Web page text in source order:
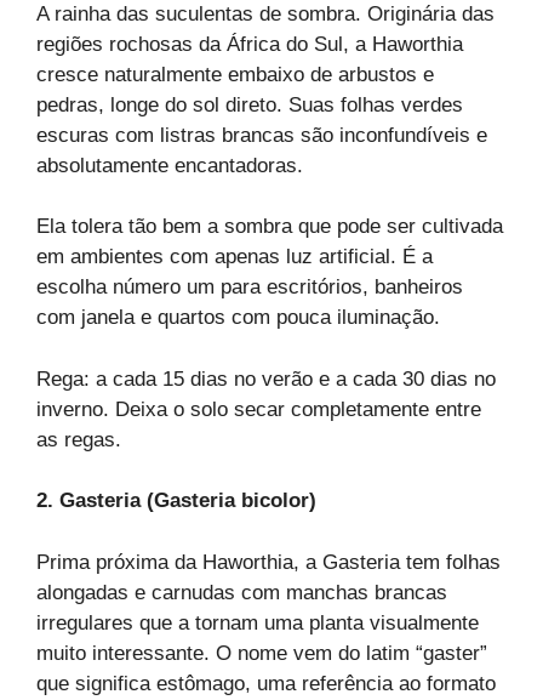
A rainha das suculentas de sombra. Originária das
regiões rochosas da África do Sul, a Haworthia
cresce naturalmente embaixo de arbustos e
pedras, longe do sol direto. Suas folhas verdes
escuras com listras brancas são inconfundíveis e
absolutamente encantadoras.
Ela tolera tão bem a sombra que pode ser cultivada
em ambientes com apenas luz artificial. É a
escolha número um para escritórios, banheiros
com janela e quartos com pouca iluminação.
Rega: a cada 15 dias no verão e a cada 30 dias no
inverno. Deixa o solo secar completamente entre
as regas.
2. Gasteria (Gasteria bicolor)
Prima próxima da Haworthia, a Gasteria tem folhas
alongadas e carnudas com manchas brancas
irregulares que a tornam uma planta visualmente
muito interessante. O nome vem do latim “gaster”
que significa estômago, uma referência ao formato